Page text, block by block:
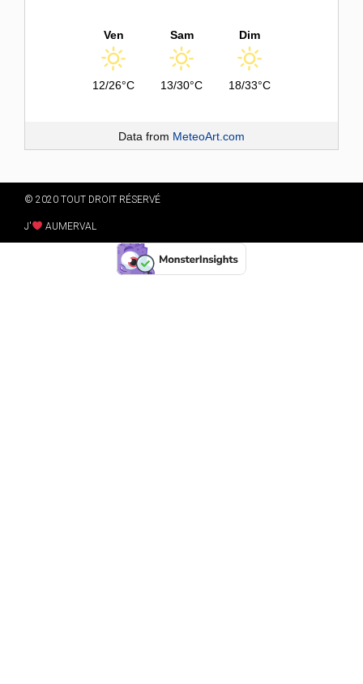
Ven
12/26°C
Sam
13/30°C
Dim
18/33°C
Data from MeteoArt.com
© 2020 TOUT DROIT RÉSERVÉ
J' AUMERVAL